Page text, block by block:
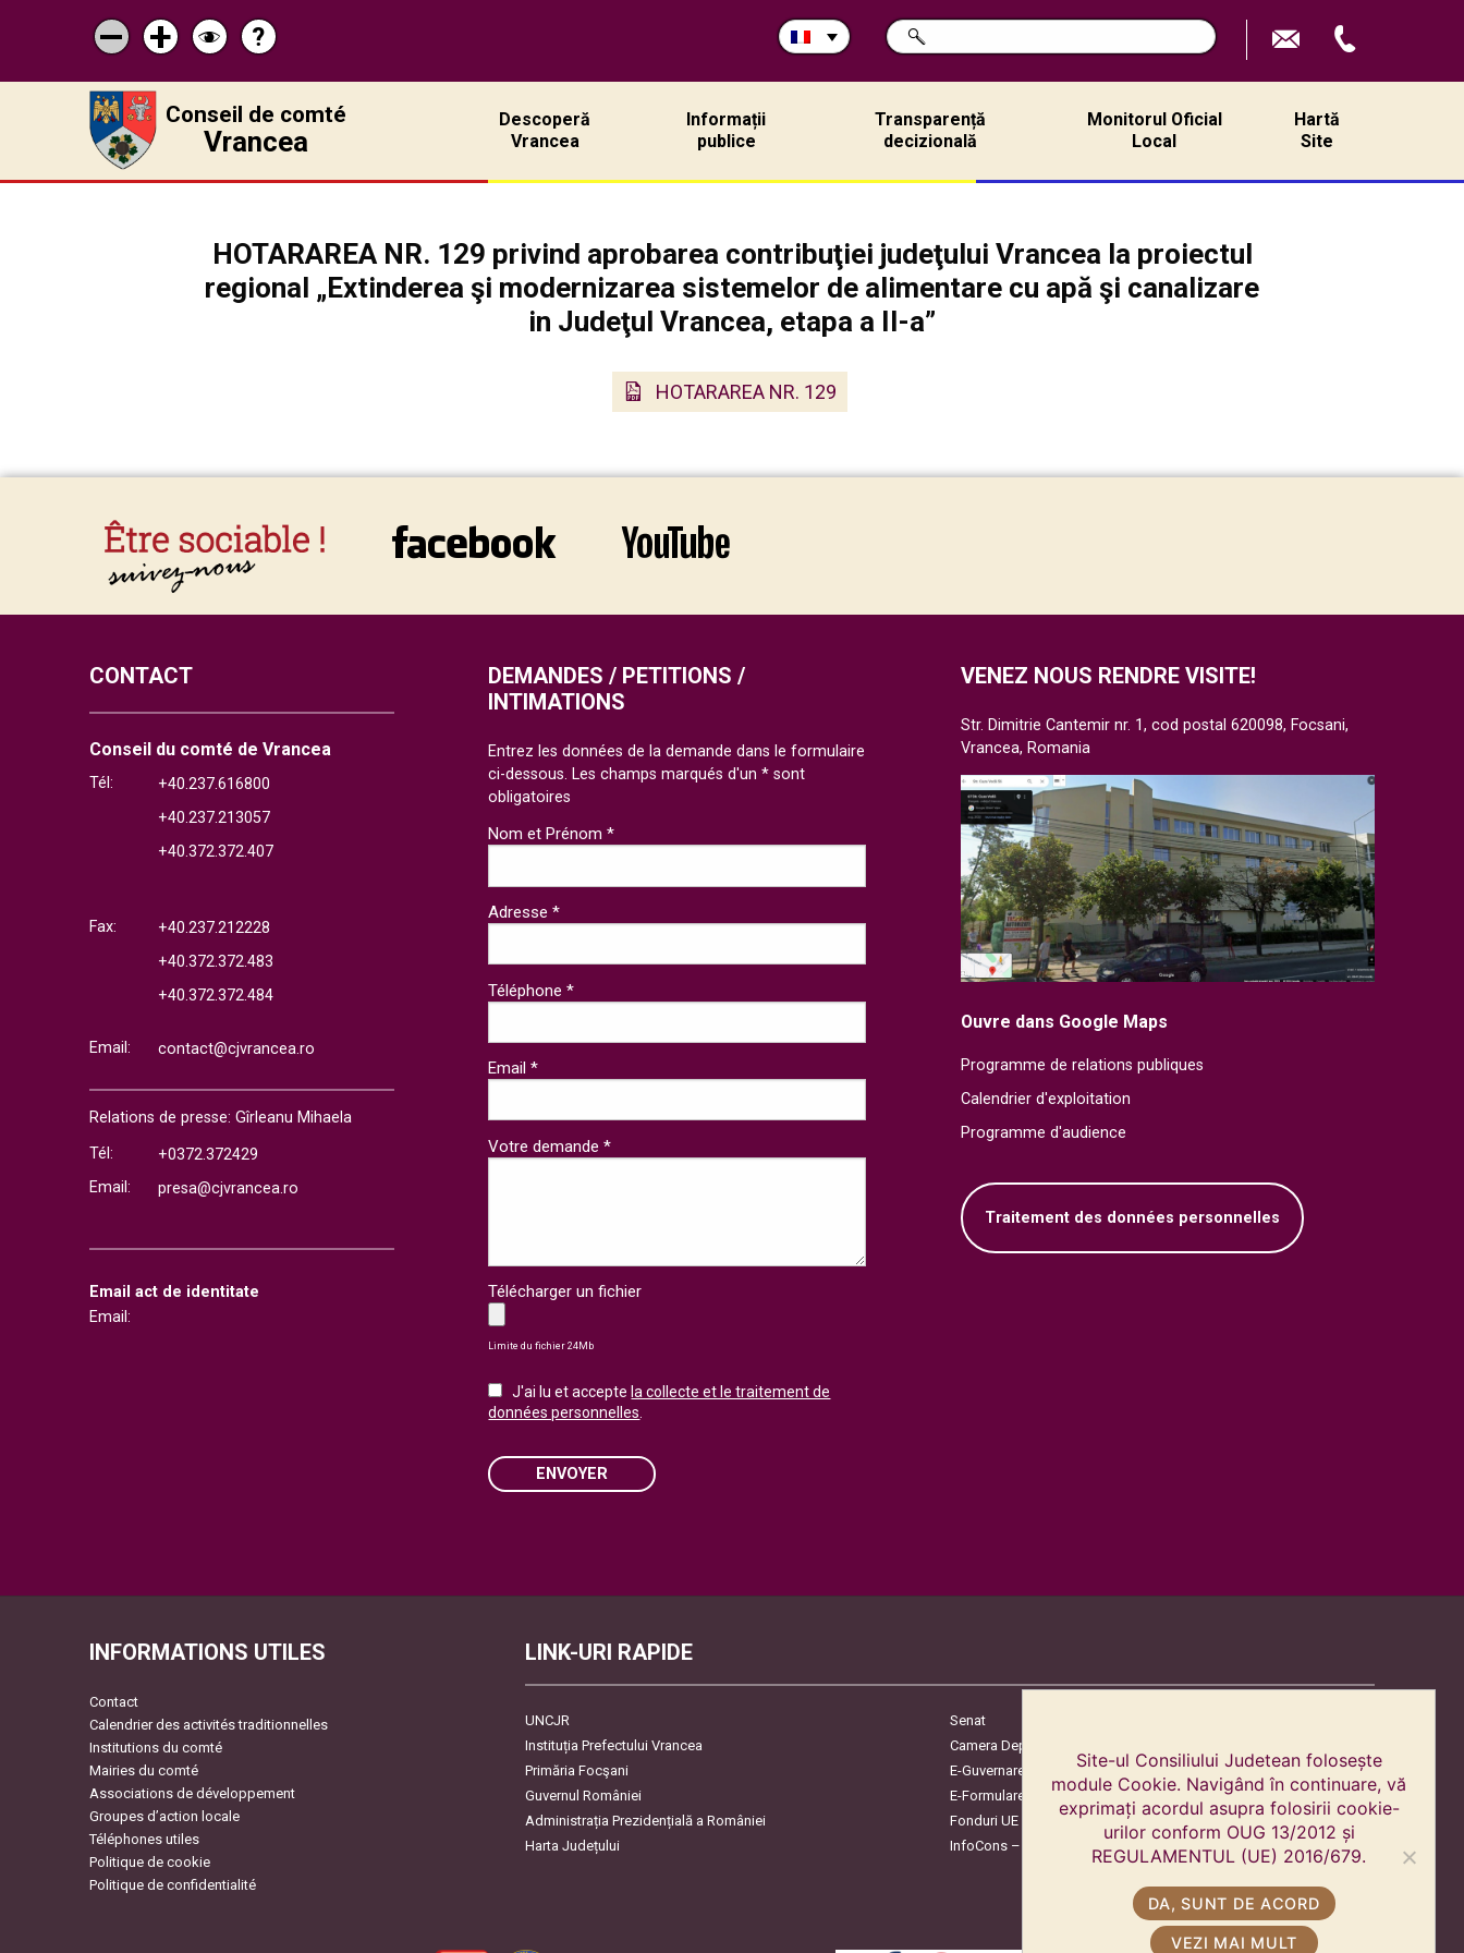
Micșorează
scrisul
Mărește
scrisul
Schimbă
contrastul
Pagina
de
ajutor
?
Rechercher
sur
CHERCHER
Conseil de comté
Vrancea
Descoperă
Vrancea
Informații
publice
Transparență
decizională
Monitorul Oficial
Local
Hartă
Site
HOTARAREA NR. 129 privind aprobarea contribuţiei judeţului Vrancea la proiectul
regional „Extinderea şi modernizarea sistemelor de alimentare cu apă şi canalizare
in Judeţul Vrancea, etapa a II-a”
HOTARAREA NR. 129
CONTACT
Conseil du comté de Vrancea
Tél:
+40.237.616800
+40.237.213057
+40.372.372.407
Fax:
+40.237.212228
+40.372.372.483
+40.372.372.484
Email: contact@cjvrancea.ro
Relations de presse: Gîrleanu Mihaela
Tél:
+0372.372429
Email:
presa@cjvrancea.ro
Email act de identitate
Email:
VENEZ NOUS RENDRE VISITE!
Str. Dimitrie Cantemir nr. 1, cod postal 620098, Focsani,
Vrancea, Romania
Ouvre dans Google Maps
Programme de relations publiques
Calendrier d'exploitation
Programme d'audience
Traitement des données personnelles
DEMANDES / PETITIONS /
INTIMATIONS
Entrez les données de la demande dans le formulaire
ci-dessous. Les champs marqués d'un * sont
obligatoires
Nom et Prénom *
Adresse *
Téléphone *
Email *
Votre demande *
Télécharger un fichier
Limite du fichier 24Mb
J'ai lu et accepte la collecte et le traitement de
données personnelles.
ENVOYER
INFORMATIONS UTILES
Contact
Calendrier des activités traditionnelles
Institutions du comté
Mairies du comté
Associations de développement
Groupes d’action locale
Téléphones utiles
Politique de cookie
Politique de confidentialité
LINK-URI RAPIDE
UNCJR
Senat
Instituția Prefectului Vrancea
Camera Deputaților
Primăria Focşani
E-Guvernare
Guvernul României
E-Formulare
Administrația Prezidențială a României
Fonduri UE
Harta Județului
InfoCons – Protecția Consumatorilor
Site-ul Consiliului Judetean folosește
module Cookie. Navigând în continuare, vă
exprimați acordul asupra folosirii cookie-
urilor conform OUG 13/2012 și
REGULAMENTUL (UE) 2016/679.
DA, SUNT DE ACORD
VEZI MAI MULT